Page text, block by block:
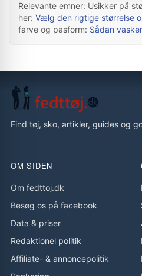
Relevante emner: Usikker på
her: Vælg den rigtige størrelse
farve og pasform: Sådan
Find tøj, sko, artikler, guides og
OM SIDEN
Om fedttoj.dk
Besøg os på facebook
Data & priser
Redaktionel politik
Affiliate- & annoncepolitik